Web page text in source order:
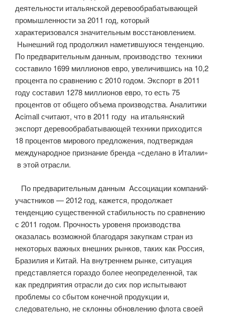
деятельности итальянской деревообрабатывающей
промышленности за 2011 год, который
характеризовался значительным восстановлением.
Нынешний год продолжил наметившуюся тенденцию.
По предварительным данным, производство техники
составило 1699 миллионов евро, увеличившись на 10,2
процента по сравнению с 2010 годом. Экспорт в 2011
году составил 1278 миллионов евро, то есть 75
процентов от общего объема производства. Аналитики
Acimall считают, что в 2011 году на итальянский
экспорт деревообрабатывающей техники приходится
18 процентов мирового предложения, подтверждая
международное признание бренда «сделано в Италии»
в этой отрасли.
По предварительным данным Ассоциации компаний-
участников — 2012 год, кажется, продолжает
тенденцию существенной стабильность по сравнению
с 2011 годом. Прочность уровеня производства
оказалась возможной благодаря закупкам стран из
некоторых важных внешних рынков, таких как Россия,
Бразилия и Китай. На внутреннем рынке, ситуация
представляется гораздо более неопределенной, так
как предприятия отрасли до сих пор испытывают
проблемы со сбытом конечной продукции и,
следовательно, не склонны обновлению флота своей